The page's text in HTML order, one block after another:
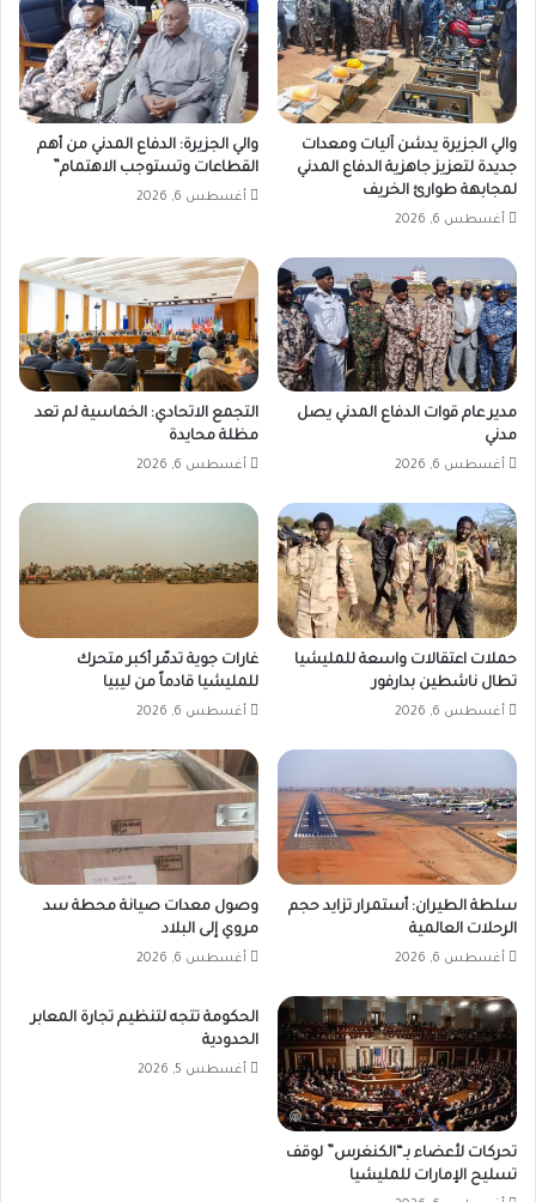
والي الجزيرة يدشن آليات ومعدات
جديدة لتعزيز جاهزية الدفاع المدني
لمجابهة طوارئ الخريف
أغسطس 6, 2026
والي الجزيرة: الدفاع المدني من أهم
القطاعات وتستوجب الاهتمام”
أغسطس 6, 2026
مدير عام قوات الدفاع المدني يصل
مدني
أغسطس 6, 2026
التجمع الاتحادي: الخماسية لم تعد
مظلة محايدة
أغسطس 6, 2026
حملات اعتقالات واسعة للمليشيا
تطال ناشطين بدارفور
أغسطس 6, 2026
غارات جوية تدمّر أكبر متحرك
للمليشيا قادماً من ليبيا
أغسطس 6, 2026
سلطة الطيران: أستمرار تزايد حجم
الرحلات العالمية
أغسطس 6, 2026
وصول معدات صيانة محطة سد
مروي إلى البلاد
أغسطس 6, 2026
تحركات لأعضاء بـ“الكنغرس” لوقف
تسليح الإمارات للمليشيا
الحكومة تتجه لتنظيم تجارة المعابر
الحدودية
أغسطس 5, 2026